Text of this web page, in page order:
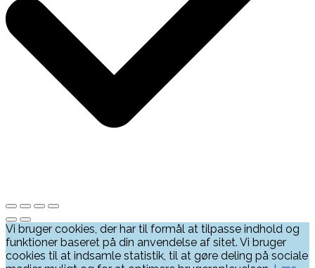
Vi bruger cookies, der har til formål at tilpasse indhold og
funktioner baseret på din anvendelse af sitet. Vi bruger
cookies til at indsamle statistik, til at gøre deling på sociale